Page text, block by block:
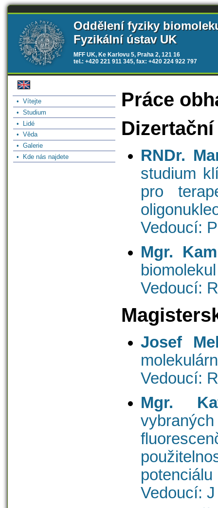
Oddělení fyziky
Fyzikální ústav UK
MFF UK, Ke Karlovu 5, Praha 2, 121 16
tel.: +420 221 911 345, fax: +420 224 922 797
• Vítejte
• Studium
• Lidé
• Věda
• Galerie
• Kde nás najdete
Práce
Dizertační
RNDr.
studium
pro
Vedoucí:
Mgr.
Vedoucí:
Josef
Vedoucí:
Mgr.
Vedoucí: